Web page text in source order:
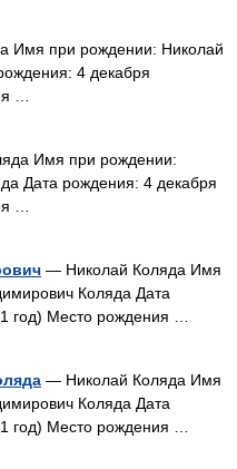
Имя при рождении: Николай
4 декабря
…
Имя при рождении:
Дата рождения: 4 декабря
…
— Николай Коляда Имя
Коляда Дата
год) Место рождения …
— Николай Коляда Имя
Коляда Дата
год) Место рождения …